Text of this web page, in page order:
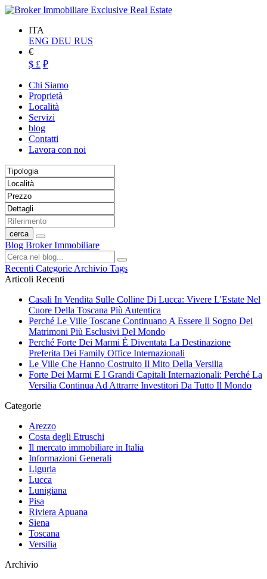
ITA
ENG DEU RUS
€
$ £ ₽
Chi Siamo
Proprietà
Località
Servizi
blog
Contatti
Lavora con noi
cerca
Blog Broker Immobiliare
Recenti Categorie Archivio Tags
Articoli Recenti
Casali In Vendita Sulle Colline Di Lucca: Vivere L'Estate Nel
Cuore Della Toscana Più Autentica
Perché Le Ville Toscane Continuano A Essere Il Sogno Dei
Matrimoni Più Esclusivi Del Mondo
Perché Forte Dei Marmi È Diventata La Destinazione
Preferita Dei Family Office Internazionali
Le Ville Che Hanno Costruito Il Mito Della Versilia
Forte Dei Marmi E I Grandi Capitali Internazionali: Perché La
Versilia Continua Ad Attrarre Investitori Da Tutto Il Mondo
Categorie
Arezzo
Costa degli Etruschi
Il mercato immobiliare in Italia
Informazioni Generali
Liguria
Lucca
Lunigiana
Pisa
Riviera Apuana
Siena
Toscana
Versilia
Archivio